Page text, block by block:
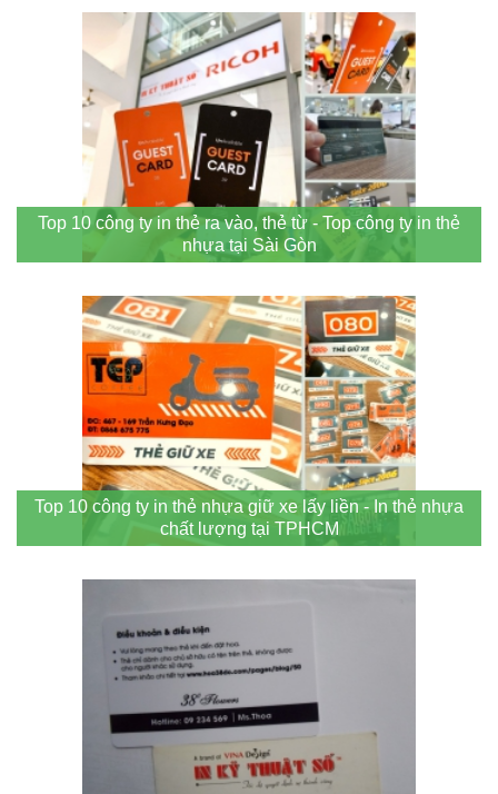
Top 10 công ty in thẻ ra vào, thẻ từ - Top công ty in thẻ
nhựa tại Sài Gòn
Top 10 công ty in thẻ nhựa giữ xe lấy liền - In thẻ nhựa
chất lượng tại TPHCM